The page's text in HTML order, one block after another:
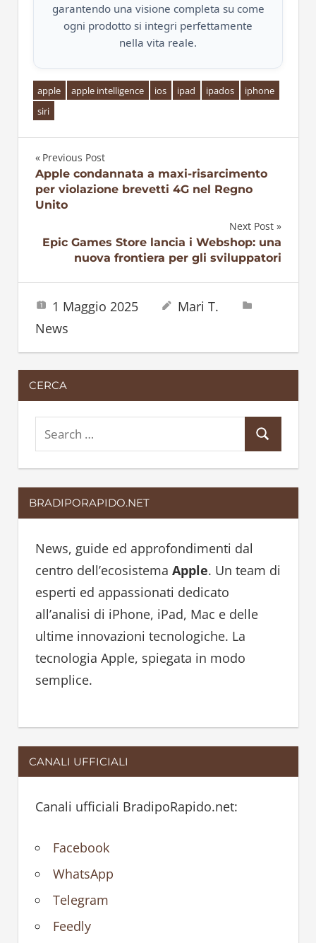
garantendo una visione completa su come
ogni prodotto si integri perfettamente
nella vita reale.
apple apple intelligence ios ipad ipados
iphone
siri
Navigazione
articoli
Previous Post
Apple condannata a maxi-risarcimento
per violazione brevetti 4G nel Regno
Unito
Next Post
Epic Games Store lancia i Webshop: una
nuova frontiera per gli sviluppatori
1 Maggio 2025
Mari T.
News
CERCA
e
a
r
c
f
o
r
:
e
a
BRADIPORAPIDO.NET
News, guide ed approfondimenti dal
centro dell’ecosistema Apple. Un team di
esperti ed appassionati dedicato
all’analisi di iPhone, iPad, Mac e delle
ultime innovazioni tecnologiche. La
tecnologia Apple, spiegata in modo
semplice.
CANALI UFFICIALI
Canali ufficiali BradipoRapido.net:
Facebook
WhatsApp
Telegram
Feedly